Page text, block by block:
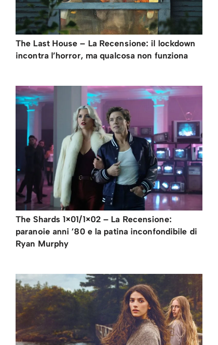
The Last House – La Recensione: il lockdown
incontra l’horror, ma qualcosa non funziona
The Shards 1×01/1×02 – La Recensione:
paranoie anni ’80 e la patina inconfondibile di
Ryan Murphy